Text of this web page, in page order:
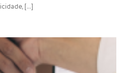
[...]